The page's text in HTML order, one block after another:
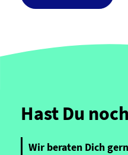
Hast Du
Wir beraten Dich